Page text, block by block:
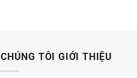
CHÚNG TÔI GIỚI THIỆU